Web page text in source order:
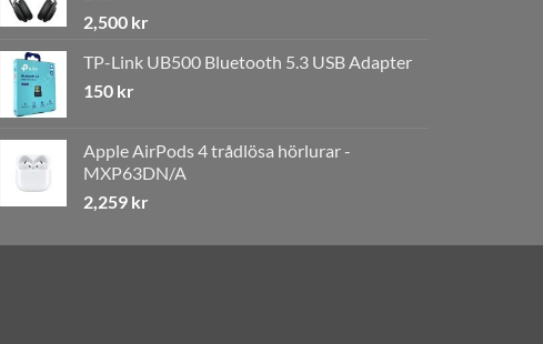
2,500 kr
TP-Link UB500 Bluetooth 5.3 USB Adapter
150 kr
Apple AirPods 4 trådlösa hörlurar -
MXP63DN/A
2,259 kr